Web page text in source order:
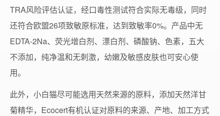
TRA风险评估认证，经口毒性测试符合实际无毒级，同时
还符合欧盟26项致敏原标准，达到致敏率0%。产品中无
EDTA-2Na、荧光增白剂、漂白剂、磷酸钠、色素，五大
不添加，纯净温和无刺激，幼嫩及敏感皮肤也可安心使
用。
此外，小白猫尽可能选用天然来源的原料，添加天然洋甘
菊精华，Ecocert有机认证对原料的来源、产地、加工方式